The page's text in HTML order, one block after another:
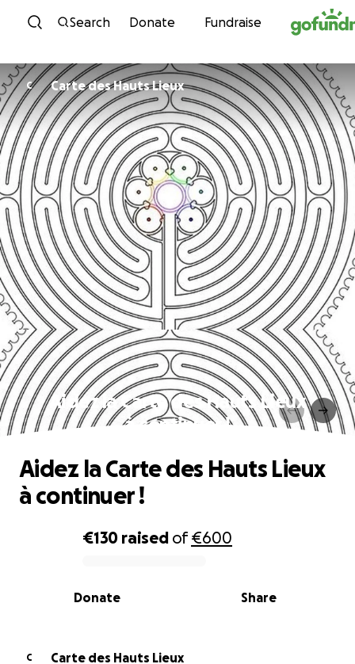
Skip to content
Search Donate Fundraise
C Carte des Hauts Lieux
Aidez la Carte des Hauts Lieux
à continuer !
0% complete
€130 raised of€600
Share
Donate
Aidez la Carte des Hauts Lieux
à continuer !
C
Carte des Hauts Lieux